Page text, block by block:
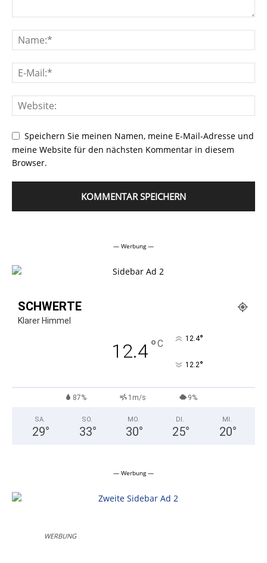
Speichern Sie meinen Namen, meine E-Mail-Adresse und
meine Website für den nächsten Kommentar in diesem
Browser.
— Werbung —
SCHWERTE
Klarer Himmel
12.4°C 12.4°
12.2°
87% 1m/s 9%
SA.
29°
SO.
33°
MO.
30°
DI.
25°
MI.
20°
— Werbung —
WERBUNG